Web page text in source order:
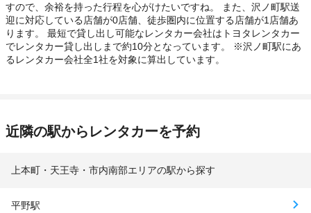
すので、余裕を持った行程を心がけたいですね。 また、沢ノ町駅送
迎に対応している店舗が0店舗、徒歩圏内に位置する店舗が1店舗あ
ります。 最短で貸し出し可能なレンタカー会社はトヨタレンタカー
でレンタカー貸し出しまで約10分となっています。 ※沢ノ町駅にあ
るレンタカー会社全1社を対象に算出しています。
近隣の駅からレンタカーを予約
上本町・天王寺・市内南部エリアの駅から探す
平野駅